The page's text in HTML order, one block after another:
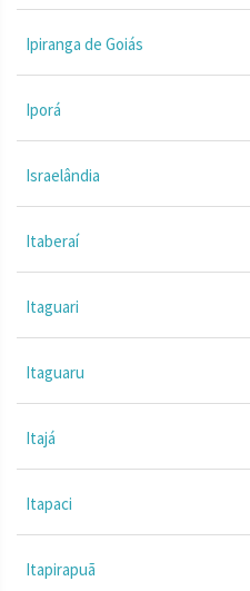
Ipiranga de Goiás
Iporá
Israelândia
Itaberaí
Itaguari
Itaguaru
Itajá
Itapaci
Itapirapuã